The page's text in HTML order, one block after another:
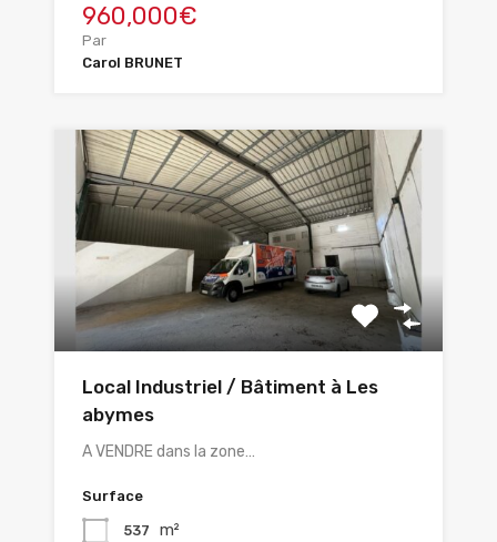
960,000€
Par
Carol BRUNET
Local Industriel / Bâtiment à Les
abymes
A VENDRE dans la zone…
Surface
537 m²